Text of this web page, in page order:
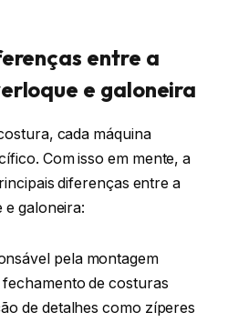
entre a
e galoneira
cada máquina
Com isso em mente, a
diferenças entre a
galoneira:
pela montagem
de costuras
de detalhes como zíperes